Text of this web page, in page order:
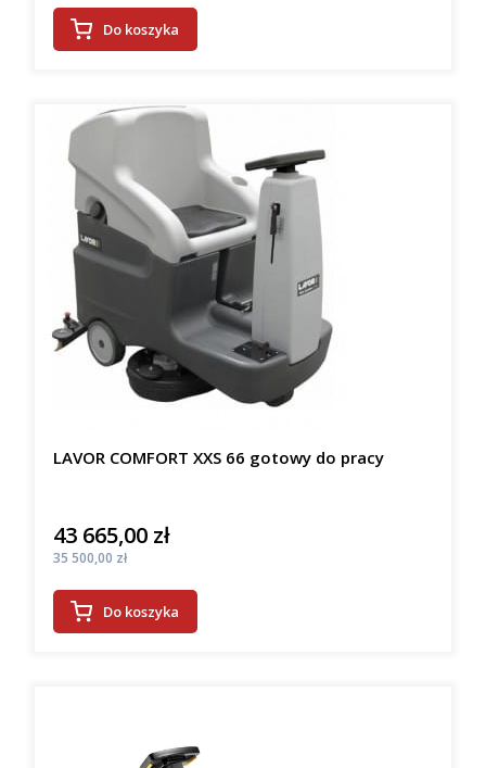
Do koszyka
LAVOR COMFORT XXS 66 gotowy do pracy
Cena
43 665,00 zł
Cena
35 500,00 zł
Do koszyka